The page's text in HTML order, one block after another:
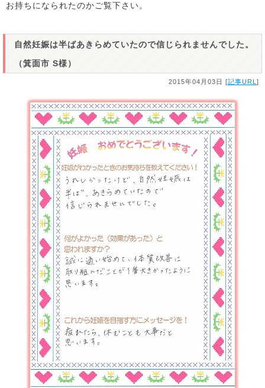
お持ちになられたのかご覧下さい。
自然妊娠は半ばあきらめていたので信じられませんでした。
（箕面市 S様）
2015年04月03日 [記事URL ]